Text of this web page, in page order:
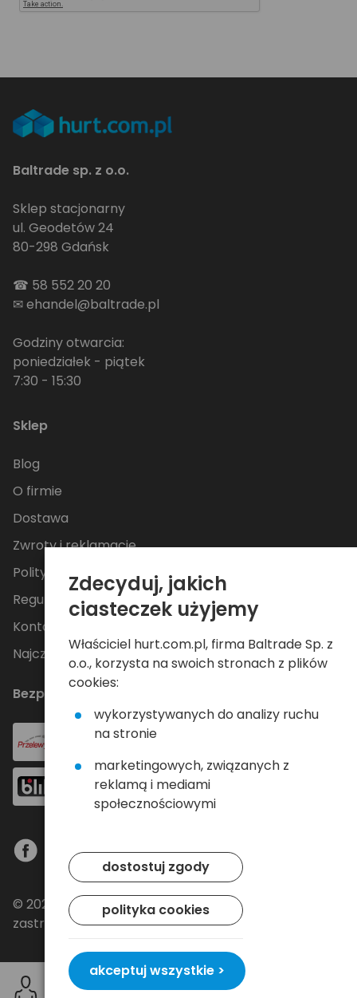
Baltrade sp. z o.o.
Sklep stacjonarny
ul. Geodetów 24
80-298 Gdańsk
☎ 58 552 20 20
✉ehandel@baltrade.pl
Godziny otwarcia:
poniedziałek - piątek
7:30 - 15:30
Sklep
Blog
O firmie
Dostawa
Zwroty i reklamacje
Polityka Prywatności
Regulamin
Kontakt
Najczęściej zadawane pytania
Bezpieczne płatności
© 2024 Baltrade sp. z o.o. - Wszelkie prawa
zastrzeżone.
Zdecyduj, jakich
ciasteczek użyjemy
Właściciel hurt.com.pl, firma Baltrade Sp. z
o.o., korzysta na swoich stronach z plików
cookies:
wykorzystywanych do analizy ruchu
na stronie
marketingowych, związanych z
reklamą i mediami
społecznościowymi
dostostuj zgody
polityka cookies
akceptuj wszystkie >